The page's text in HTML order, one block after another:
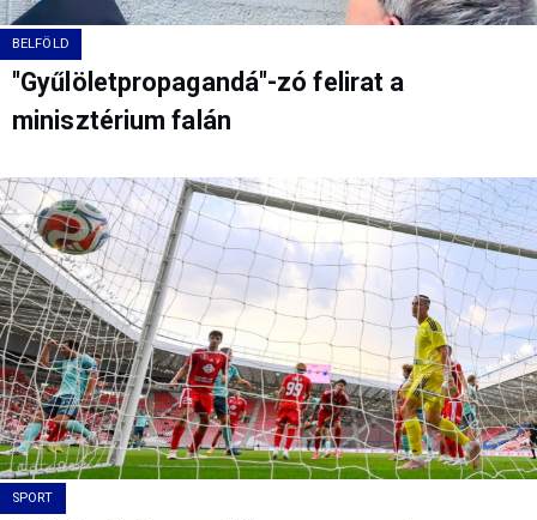
BELFÖLD
"Gyűlöletpropagandá"-zó felirat a
minisztérium falán
SPORT